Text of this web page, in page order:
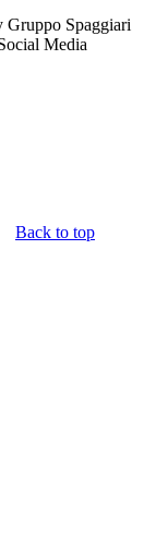
Gruppo Spaggiari
Media
Back to top